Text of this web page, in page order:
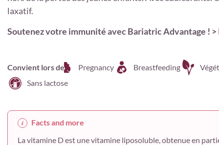
laxatif.
Soutenez votre immunité avec Bariatric Advantage ! >
Convient lors de Pregnancy Breastfeeding
Sans lactose
Facts and more
La vitamine D est une vitamine liposoluble, obtenue en